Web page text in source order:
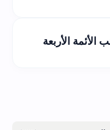
الأئمة الأربعة